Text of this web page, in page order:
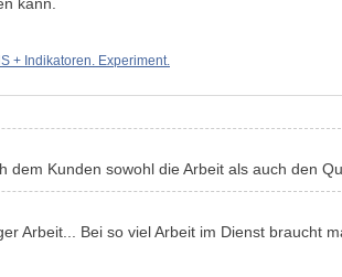
+ Indikatoren. Experiment.
dem Kunden sowohl die Arbeit als auch den
Arbeit... Bei so viel Arbeit im Dienst braucht